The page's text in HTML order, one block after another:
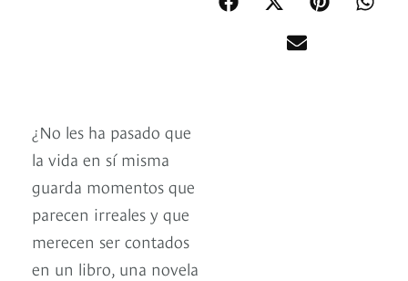
¿No les ha pasado que
la vida en sí misma
guarda momentos que
parecen irreales y que
merecen ser contados
en un libro, una novela